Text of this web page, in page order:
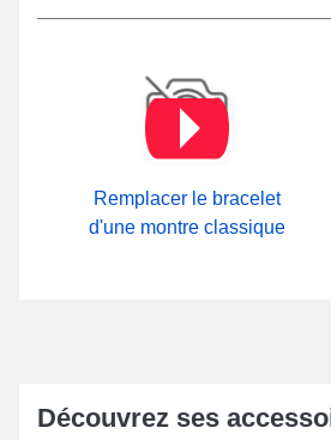
Remplacer le bracelet
d'une montre classique
Découvrez ses